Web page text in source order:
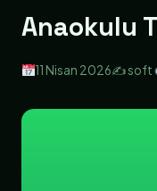
Anaokulu
11 Nisan 2026✍️ soft